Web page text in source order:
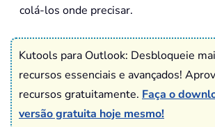
colá-los onde precisar.
Kutools para Outlook: Desbloqueie
recursos essenciais e avançados!
recursos gratuitamente. Faça o
versão gratuita hoje mesmo!